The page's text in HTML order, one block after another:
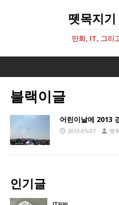
뗏목지
만화, IT, 그리
블랙이글
어린이날에 2013
2013-05-07 뗏
인기글